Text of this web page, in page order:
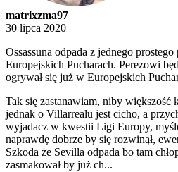
matrixzma97
30 lipca 2020
Ossassuna odpada z jednego
Europejskich Pucharach. Perezowi
ogrywał się już w Europejskich
Tak się zastanawiam, niby większość
jednak o Villarrealu jest cicho, a
wyjadacz w kwestii Ligi Europy,
naprawdę dobrze by się rozwinął,
Szkoda że Sevilla odpada bo tam
zasmakował by już ch...